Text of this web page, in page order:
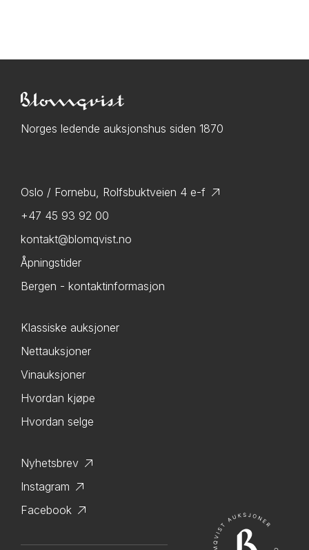
Norges ledende auksjonshus siden 1870
Oslo / Fornebu, Rolfsbuktveien 4 e-f
+47 45 93 92 00
kontakt@blomqvist.no
Åpningstider
Bergen - kontaktinformasjon
Klassiske auksjoner
Nettauksjoner
Vinauksjoner
Hvordan kjøpe
Hvordan selge
Nyhetsbrev
Instagram
Facebook